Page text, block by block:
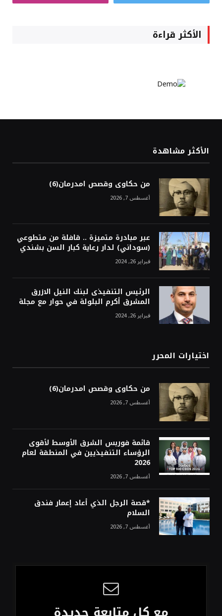
الأكثر قراءة
الأكثر مشاهدة
من حكاوى وقصص امدرمان(6)
أغسطس 7, 2026
عبر مبادرة متميزة .. قافلة من متطوعي
(سوداني) لدار رعاية كبار السن بشندي
فبراير 26, 2024
الرئيس التنفيذى لبنك النيل الازرق
المشرق أكرم البلولة في حوار مع مجلة
فبراير 26, 2024
اختيارات المحرر
من حكاوى وقصص امدرمان(6)
أغسطس 7, 2026
قائمة فوربس الشرق الأوسط لأقوى
الرؤساء التنفيذيين في المنطقة لعام
2026
أغسطس 7, 2026
*قصة الرجل الذي أعاد إعمار فندق
السلام
أغسطس 7, 2026